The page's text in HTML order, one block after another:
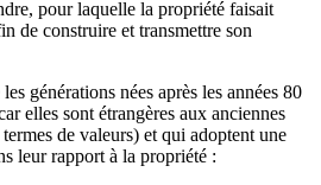
pour laquelle la propriété faisait
de construire et transmettre son
générations nées après les années 80
elles sont étrangères aux anciennes
de valeurs) et qui adoptent une
leur rapport à la propriété :